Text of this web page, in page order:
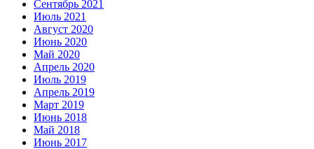
Сентябрь 2021
Июль 2021
Август 2020
Июнь 2020
Май 2020
Апрель 2020
Июль 2019
Апрель 2019
Март 2019
Июнь 2018
Май 2018
Июнь 2017